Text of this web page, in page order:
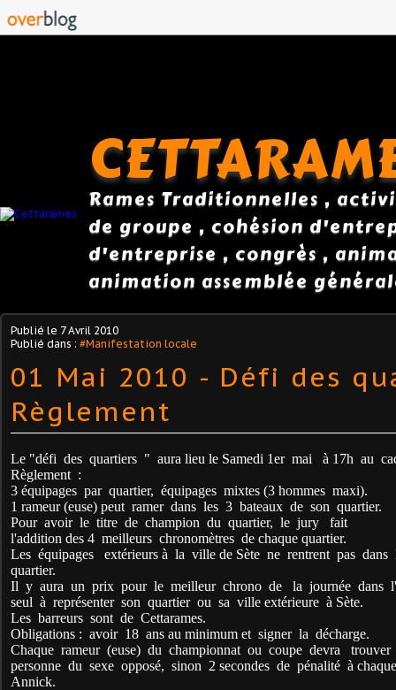
Rames Traditionnelles ,
de groupe , cohésion
d'entreprise , congrès ,
animation assemblée
Publié le 7 Avril 2010
Publié dans : #Manifestation locale
01 Mai 2010 - Défi des
Règlement
Le "défi des quartiers " aura lieu le Samedi 1er mai à 17h au
Règlement :
3 équipages par quartier, équipages mixtes (3 hommes maxi).
1 rameur (euse) peut ramer dans les 3 bateaux de son quartier.
Pour avoir le titre de champion du quartier, le jury fait
l'addition des 4 meilleurs chronomètres de chaque quartier.
Les équipages extérieurs à la ville de Sète ne rentrent pas
quartier.
Il y aura un prix pour le meilleur chrono de la journée dans
seul à représenter son quartier ou sa ville extérieure à Sète.
Les barreurs sont de Cettarames.
Obligations : avoir 18 ans au minimum et signer la décharge.
Chaque rameur (euse) du championnat ou coupe devra
personne du sexe opposé, sinon 2 secondes de pénalité à
Annick.